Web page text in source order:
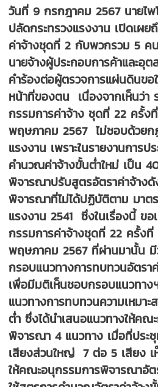
วันที่ 9 กรกฎาคม 2567 นายไพ
ปลัดกระทรวงแรงงาน เปิดเผ
ค่าจ้างชุดที่ 2 กับพวกรวม 5 ค
นายจ้างผู้ประกอบการค้าและอุ
คำร้องต่อผู้ตรวจการแผ่นดินข
หน้าที่ของตน เนื่องจากเห็นว่า
กรรมการค่าจ้าง ชุดที่ 22 ครั้ง
พฤษภาคม 2567 ไม่ชอบด้วยก
แรงงาน เพราะในรายงานการ
คำนวณค่าจ้างขั้นต่ำใหม่ เป็น
พิจารณาปรับสูตรอัตราค่าจ้างดั
พิจารณาที่ไม่ได้ปฏิบัติตาม มาต
แรงงาน 2541 ซึ่งในเรื่องนี้ ขอ
กรรมการค่าจ้างชุดที่ 22 ครั้งที่
พฤษภาคม 2567 ที่ผ่านมานั้น มี
กรอบแนวทางการทบทวนอัตรา
เพื่อมีมติเห็นชอบกรอบแนวทาง
แนวทางการทบทวนความเหมา
ต่ำ ซึ่งได้นำเสนอแนวทางให้คณ
พิจารณา 4 แนวทาง เมื่อที่ประ
เสียงส่วนใหญ่ 7 ต่อ 5 เสียง
ให้คณะอนุกรรมการพิจารณาอัต